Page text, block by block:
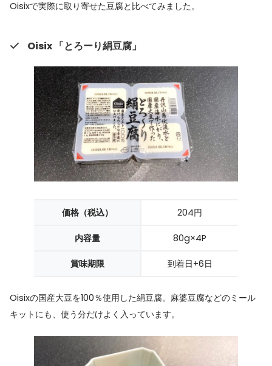
Oisixで実際に取り寄せた豆腐と比べてみました。
Oisix 「とろーり絹豆腐」
価格（税込） 204円
内容量 80g×4P
賞味期限 到着日+6日
Oisixの国産大豆を100％使用した絹豆腐。麻婆豆腐などのミール
キットにも、使う分だけよく入っています。